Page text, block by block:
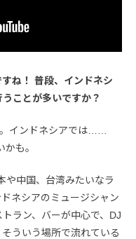
ね！ 普段、インドネシ
ことが多いですか？
インドネシアでは……
も。
や中国、台湾みたいなラ
ネシアのミュージシャン
ラン、バーが中心で、DJ
ういう場所で流れている